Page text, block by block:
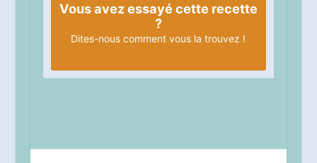
Vous avez essayé cette recette
?
Dites-nous comment vous la trouvez !